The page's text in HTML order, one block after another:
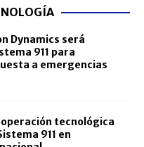
Dynamics será
911 para
a emergencias
tecnológica
911 en